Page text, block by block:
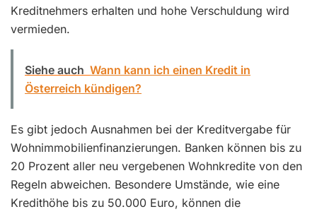
Kreditnehmers erhalten und hohe Verschuldung wird
vermieden.
Siehe auch Wann kann ich einen Kredit in
Österreich kündigen?
Es gibt jedoch Ausnahmen bei der Kreditvergabe für
Wohnimmobilienfinanzierungen. Banken können bis zu
20 Prozent aller neu vergebenen Wohnkredite von den
Regeln abweichen. Besondere Umstände, wie eine
Kredithöhe bis zu 50.000 Euro, können die